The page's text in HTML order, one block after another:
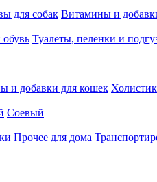
для собак Витамины и
Туалеты, пеленки и
и добавки для кошек
Соевый
Прочее для дома